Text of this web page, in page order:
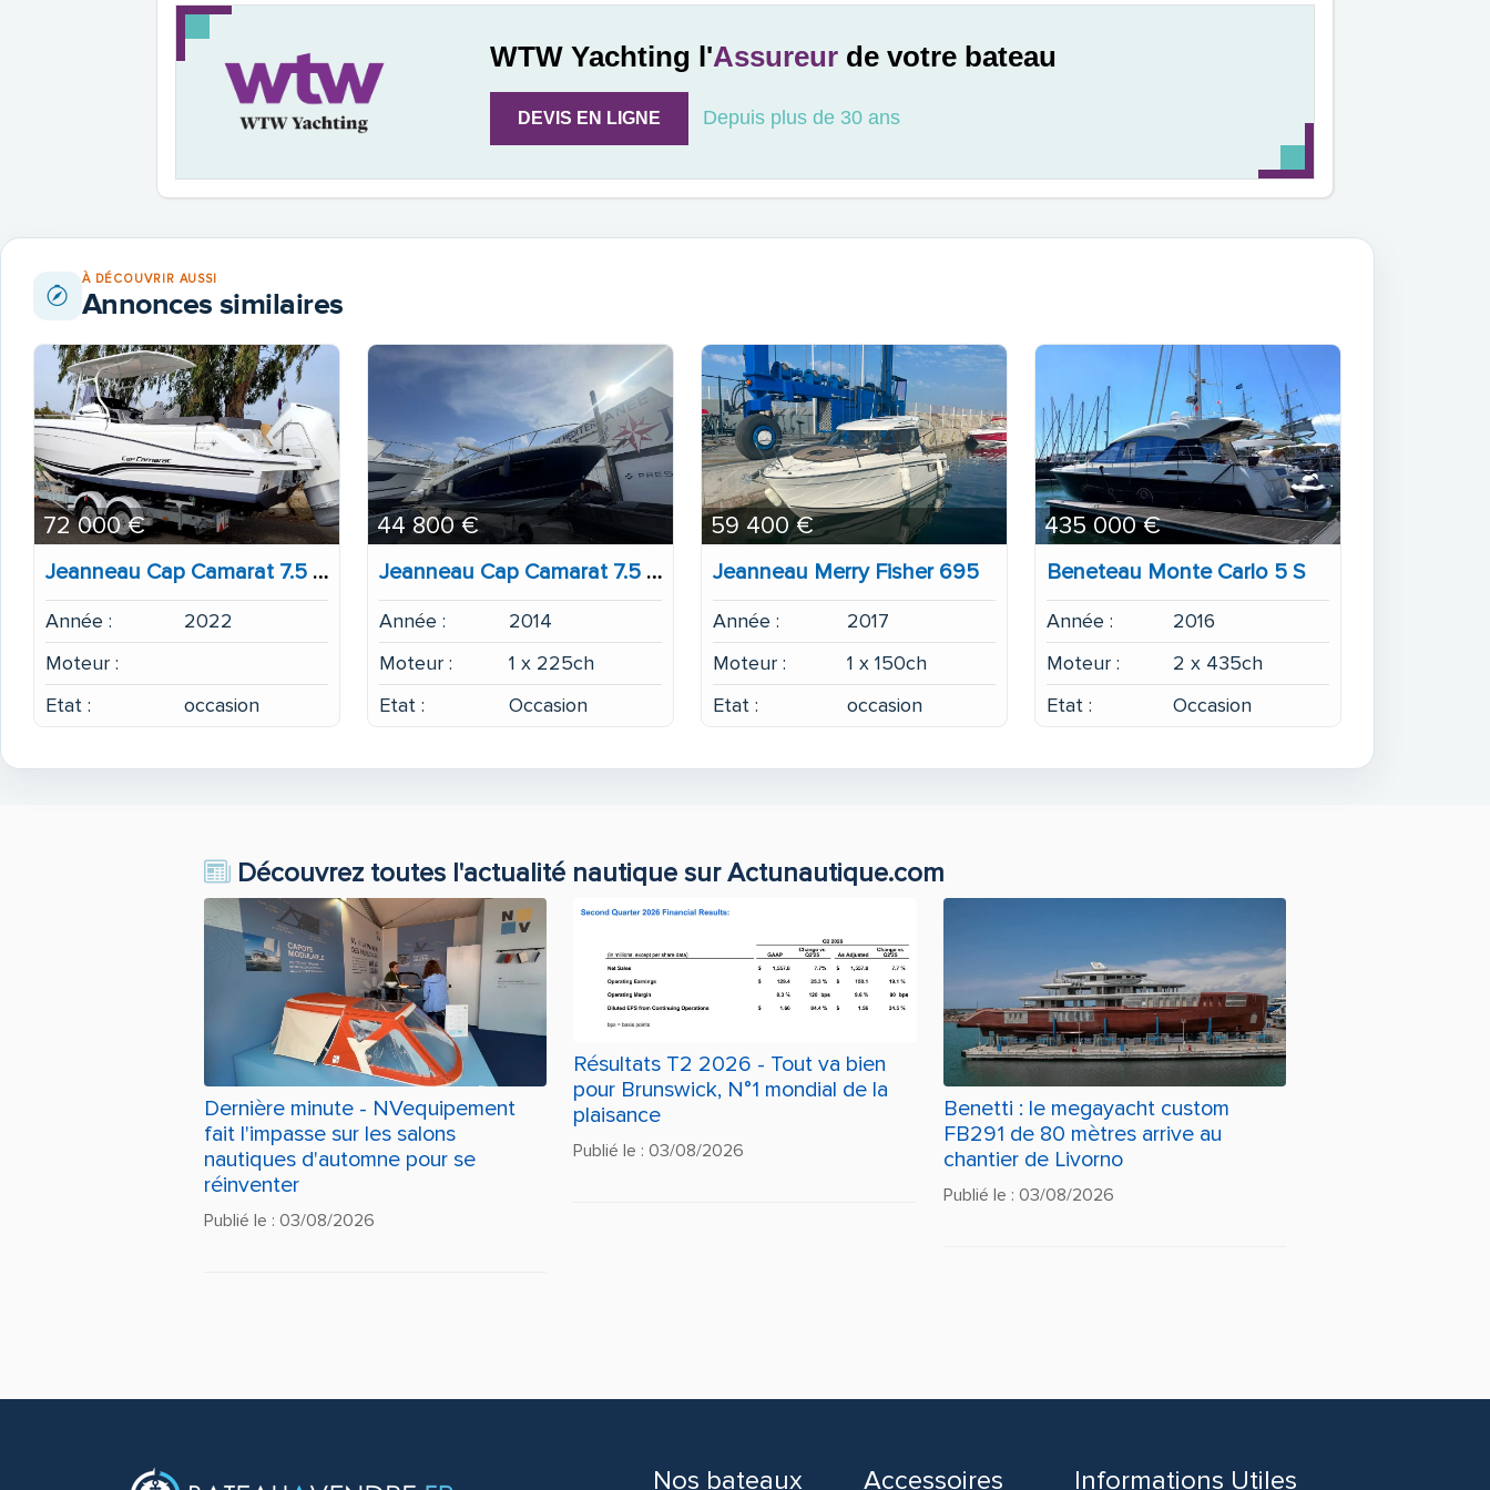
WTW Yachting l'Assureurde votre bateau
DEVIS EN LIGNE Depuis plus de 30 ans
À DÉCOUVRIR AUSSI
Annonces similaires
Jeanneau Cap Camarat 7.5 CC Serie 3
Année :
2022
Moteur :
Etat :
occasion
72 000 €
Jeanneau Cap Camarat 7.5 WA
Année :
2014
Moteur :
1 x 225ch
Etat :
Occasion
44 800 €
Jeanneau Merry Fisher 695
Année :
2017
Moteur :
1 x 150ch
Etat :
occasion
59 400 €
Beneteau Monte Carlo 5 S
Année :
2016
Moteur :
2 x 435ch
Etat :
Occasion
435 000 €
Découvrez toutes l'actualité nautique sur Actunautique.com
Dernière minute - NVequipement
fait l'impasse sur les salons
nautiques d'automne pour se
réinventer
Publié le : 03/08/2026
Résultats T2 2026 - Tout va bien
pour Brunswick, N°1 mondial de la
plaisance
Publié le : 03/08/2026
Benetti : le megayacht custom
FB291 de 80 mètres arrive au
chantier de Livorno
Publié le : 03/08/2026
Nos bateaux Accessoires Informations Utiles